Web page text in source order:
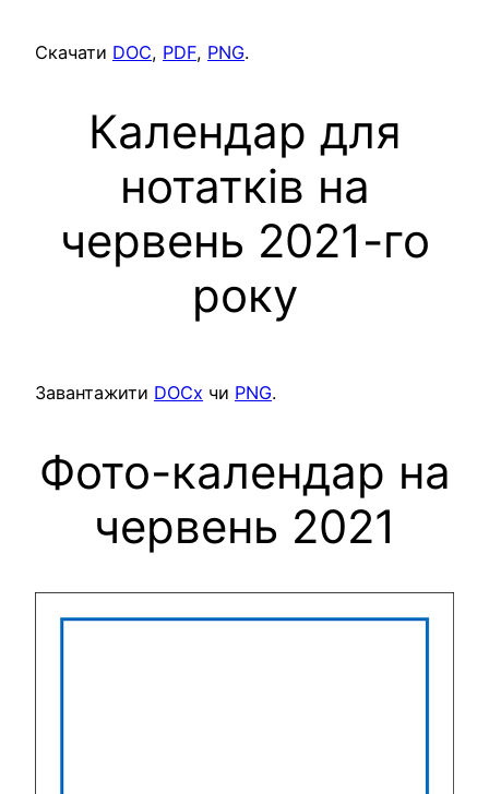
Скачати DOC, PDF, PNG.
Календар для
нотатків на
червень 2021-го
року
Завантажити DOCx чи PNG.
Фото-календар на
червень 2021